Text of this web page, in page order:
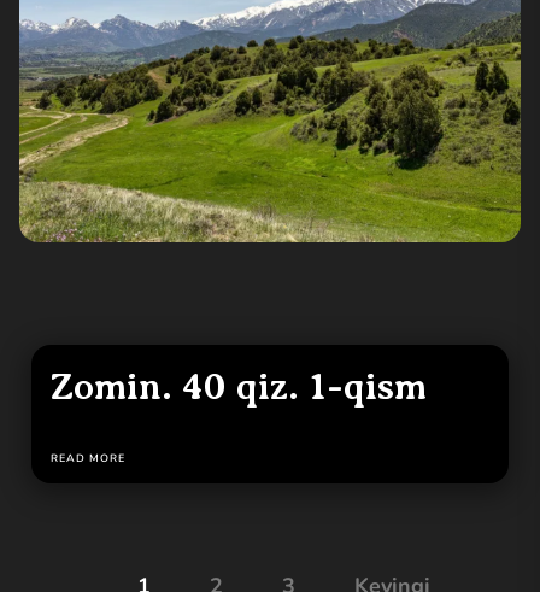
Zomin. 40 qiz. 1-qism
READ MORE
1 2 3 Keyingi